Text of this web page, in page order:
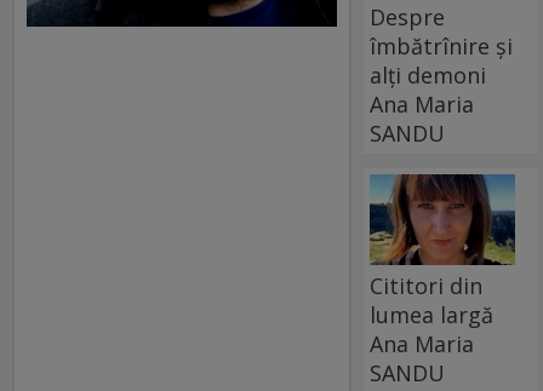
Despre
îmbătrînire și
alți demoni
Ana Maria
SANDU
Cititori din
lumea largă
Ana Maria
SANDU